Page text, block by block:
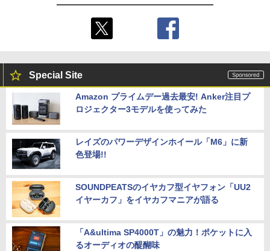
Special Site
Amazon プライムデー過去最安! Anker注目プ
ロジェクター3モデルを使ってみた
レイズのパワーデザインホイール「M6」に新
色登場!!
SOUNDPEATSのイヤカフ型イヤフォン「UU2
イヤーカフ」をイヤカフマニアが語る
「A&ultima SP4000T」の魅力！ポケットに入
るオーディオの醍醐味